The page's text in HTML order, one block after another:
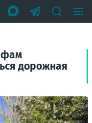
дорожная